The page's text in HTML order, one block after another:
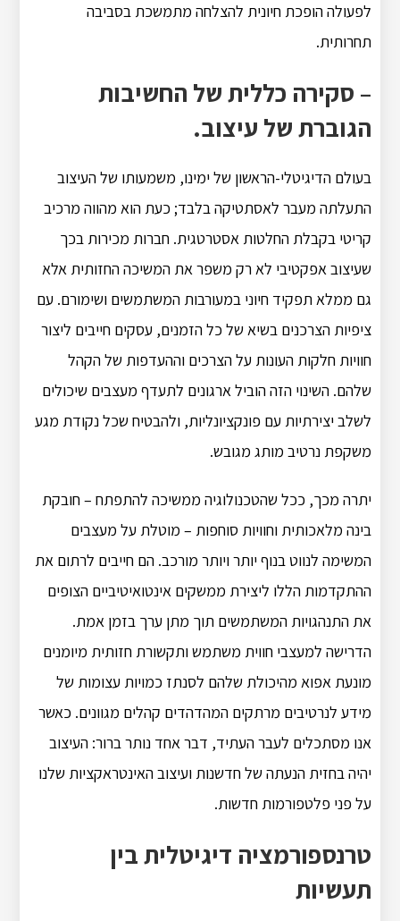
לפעולה הופכת חיונית להצלחה מתמשכת בסביבה
תחרותית.
– סקירה כללית של החשיבות
הגוברת של עיצוב.
בעולם הדיגיטלי-הראשון של ימינו, משמעותו של העיצוב
התעלתה מעבר לאסתטיקה בלבד; כעת הוא מהווה מרכיב
קריטי בקבלת החלטות אסטרטגית. חברות מכירות בכך
שעיצוב אפקטיבי לא רק משפר את המשיכה החזותית אלא
גם ממלא תפקיד חיוני במעורבות המשתמשים ושימורם. עם
ציפיות הצרכנים בשיא של כל הזמנים, עסקים חייבים ליצור
חוויות חלקות העונות על הצרכים וההעדפות של הקהל
שלהם. השינוי הזה הוביל ארגונים לתעדף מעצבים שיכולים
לשלב יצירתיות עם פונקציונליות, ולהבטיח שכל נקודת מגע
משקפת נרטיב מותג מגובש.
יתרה מכך, ככל שהטכנולוגיה ממשיכה להתפתח – חובקת
בינה מלאכותית וחוויות סוחפות – מוטלת על מעצבים
המשימה לנווט בנוף יותר ויותר מורכב. הם חייבים לרתום את
ההתקדמות הללו ליצירת ממשקים אינטואיטיביים הצופים
את התנהגויות המשתמשים תוך מתן ערך בזמן אמת.
הדרישה למעצבי חווית משתמש ותקשורת חזותית מיומנים
מונעת אפוא מהיכולת שלהם לסנתז כמויות עצומות של
מידע לנרטיבים מרתקים המהדהדים קהלים מגוונים. כאשר
אנו מסתכלים לעבר העתיד, דבר אחד נותר ברור: העיצוב
יהיה בחזית הנעתה של חדשנות ועיצוב האינטראקציות שלנו
על פני פלטפורמות חדשות.
טרנספורמציה דיגיטלית בין
תעשיות